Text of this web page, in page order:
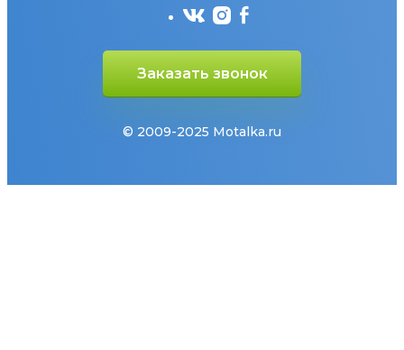
Заказать звонок
© 2009-2025 Motalka.ru